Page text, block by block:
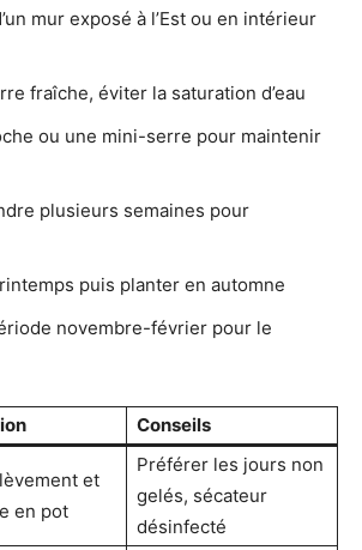
mur exposé à l’Est ou en intérieur
fraîche, éviter la saturation d’eau
ou une mini-serre pour maintenir
plusieurs semaines pour
puis planter en automne
novembre-février pour le
Conseils
et
en pot
Préférer les jours non
gelés, sécateur
désinfecté